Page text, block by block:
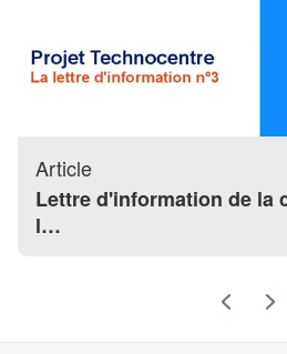
Article
Lettre d'information de la
l…